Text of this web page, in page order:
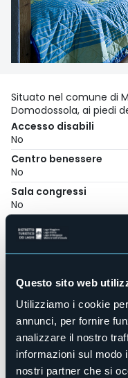
Questo sito web
Utilizziamo i cookie
annunci, per fornire
analizzare il nostro
informazioni sul modo
nostri partner che si
Situato nel comune di
Domodossola, ai piedi
Accesso disabili
No
Centro benessere
No
Sala congressi
No
No
Animali ammessi
Camere
Posti letto
9
E-mail
info@divinporcello.it